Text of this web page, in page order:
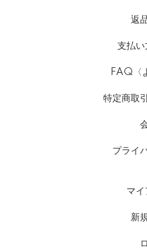
返
支払い
FAQ〈
特定商取
プライ
マイ
新